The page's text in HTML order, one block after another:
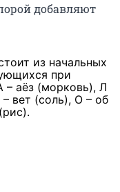
добавляют
из начальных
при
– аёз (морковь), Л
вет (соль), О – об